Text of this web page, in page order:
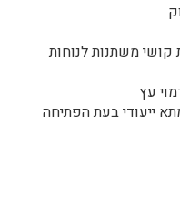
משתנות לנוחות
ייעודי בעת הפתיחה